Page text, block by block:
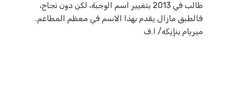
طالب في 2013 بتغيير اسم الوجبة، لكن دون نجاح،
فالطبق مازال يقدم بهذا الاسم في معظم المطاعم.
ميريام بنإيكه/ ا.ف